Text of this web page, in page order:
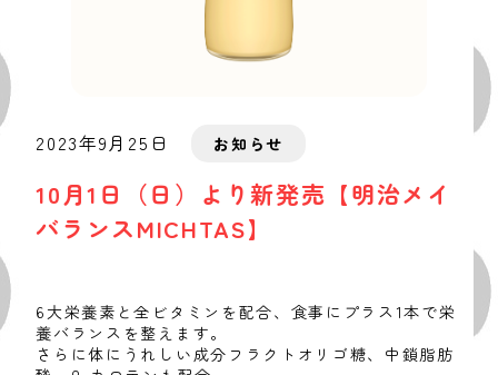
2023年9月25日 お知らせ
10月1日（日）より新発売【明治メイ
バランスMICHTAS】
6大栄養素と全ビタミンを配合、食事にプラス1本で栄
養バランスを整えます。
さらに体にうれしい成分フラクトオリゴ糖、中鎖脂肪